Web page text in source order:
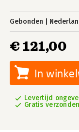
Gebonden
€ 121,00
In
Levertijd
Gratis verzonden